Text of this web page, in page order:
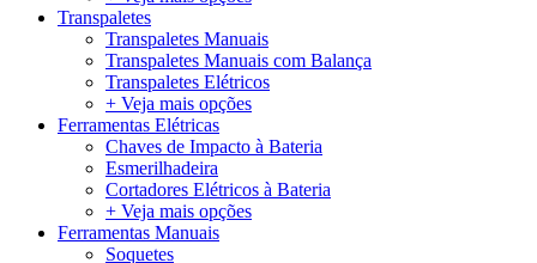
Transpaletes
Transpaletes Manuais
Transpaletes Manuais com Balança
Transpaletes Elétricos
+ Veja mais opções
Ferramentas Elétricas
Chaves de Impacto à Bateria
Esmerilhadeira
Cortadores Elétricos à Bateria
+ Veja mais opções
Ferramentas Manuais
Soquetes